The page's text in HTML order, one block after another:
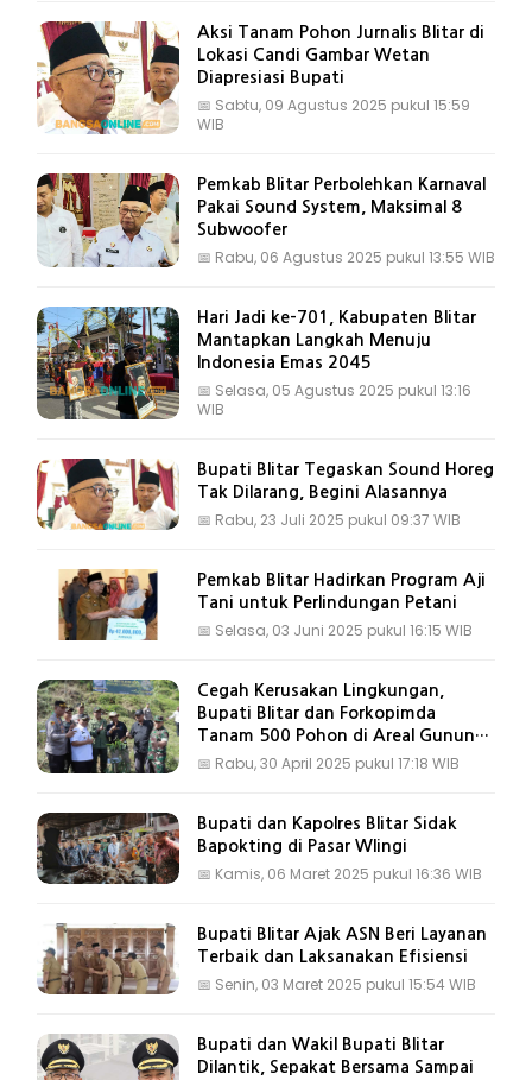
Aksi Tanam Pohon Jurnalis Blitar di
Lokasi Candi Gambar Wetan
Diapresiasi Bupati
📅 Sabtu, 09 Agustus 2025 pukul 15:59
WIB
Pemkab Blitar Perbolehkan Karnaval
Pakai Sound System, Maksimal 8
Subwoofer
📅 Rabu, 06 Agustus 2025 pukul 13:55 WIB
Hari Jadi ke-701, Kabupaten Blitar
Mantapkan Langkah Menuju
Indonesia Emas 2045
📅 Selasa, 05 Agustus 2025 pukul 13:16
WIB
Bupati Blitar Tegaskan Sound Horeg
Tak Dilarang, Begini Alasannya
📅 Rabu, 23 Juli 2025 pukul 09:37 WIB
Pemkab Blitar Hadirkan Program Aji
Tani untuk Perlindungan Petani
📅 Selasa, 03 Juni 2025 pukul 16:15 WIB
Cegah Kerusakan Lingkungan,
Bupati Blitar dan Forkopimda
Tanam 500 Pohon di Areal Gunung
Kelud
📅 Rabu, 30 April 2025 pukul 17:18 WIB
Bupati dan Kapolres Blitar Sidak
Bapokting di Pasar Wlingi
📅 Kamis, 06 Maret 2025 pukul 16:36 WIB
Bupati Blitar Ajak ASN Beri Layanan
Terbaik dan Laksanakan Efisiensi
📅 Senin, 03 Maret 2025 pukul 15:54 WIB
Bupati dan Wakil Bupati Blitar
Dilantik, Sepakat Bersama Sampai